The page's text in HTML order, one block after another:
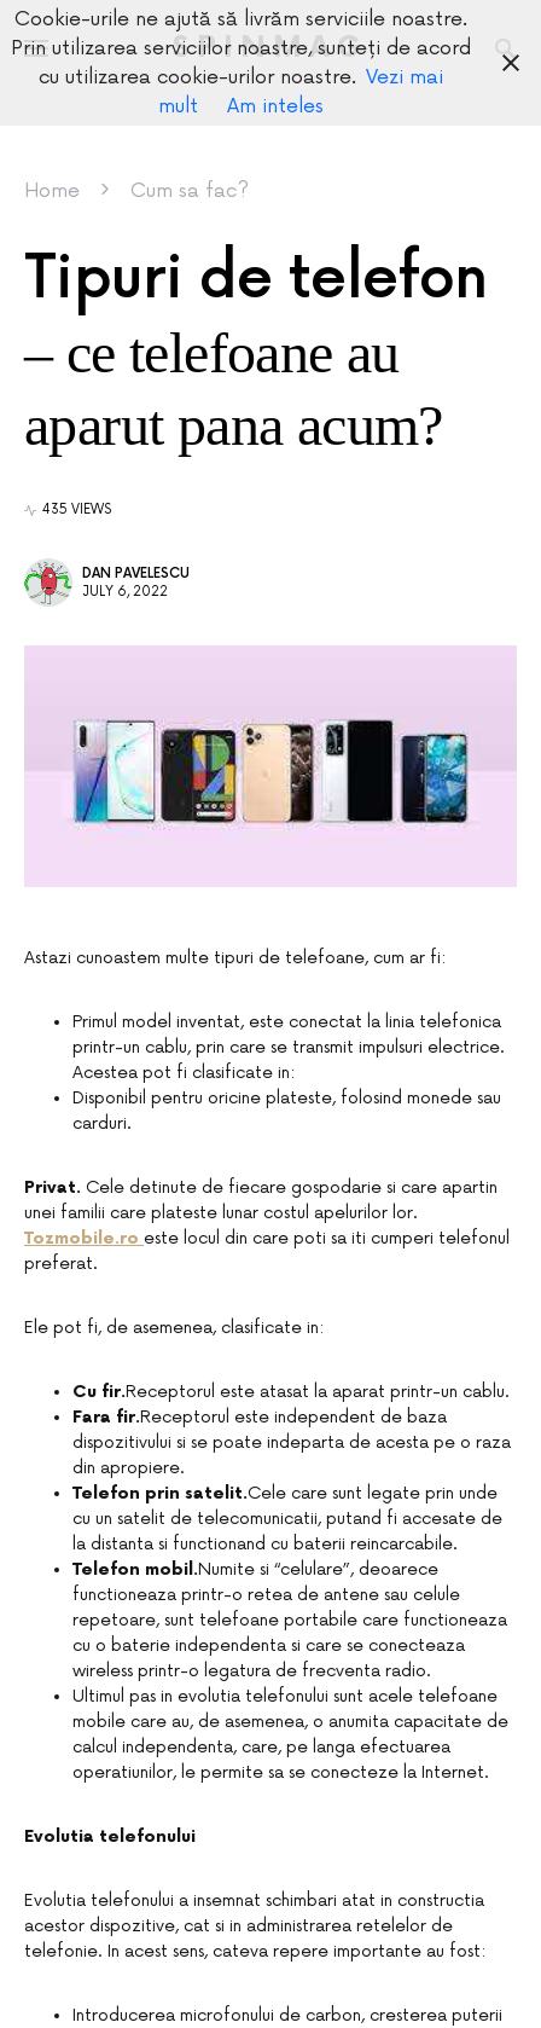
SPINMAG
Home Cum sa fac?
Tipuri de telefon
– ce telefoane au
aparut pana acum?
435 VIEWS
DAN PAVELESCU
JULY 6, 2022
Astazi cunoastem multe tipuri de telefoane, cum ar fi:
Primul model inventat, este conectat la linia telefonica
printr-un cablu, prin care se transmit impulsuri electrice.
Acestea pot fi clasificate in:
Disponibil pentru oricine plateste, folosind monede sau
carduri.
Privat. Cele detinute de fiecare gospodarie si care apartin
unei familii care plateste lunar costul apelurilor lor.
Tozmobile.ro este locul din care poti sa iti cumperi telefonul
preferat.
Ele pot fi, de asemenea, clasificate in:
Cu fir.Receptorul este atasat la aparat printr-un cablu.
Fara fir.Receptorul este independent de baza
dispozitivului si se poate indeparta de acesta pe o raza
din apropiere.
Telefon prin satelit.Cele care sunt legate prin unde
cu un satelit de telecomunicatii, putand fi accesate de
la distanta si functionand cu baterii reincarcabile.
Telefon mobil.Numite si “celulare”, deoarece
functioneaza printr-o retea de antene sau celule
repetoare, sunt telefoane portabile care functioneaza
cu o baterie independenta si care se conecteaza
wireless printr-o legatura de frecventa radio.
Ultimul pas in evolutia telefonului sunt acele telefoane
mobile care au, de asemenea, o anumita capacitate de
calcul independenta, care, pe langa efectuarea
operatiunilor, le permite sa se conecteze la Internet.
Evolutia telefonului
Evolutia telefonului a insemnat schimbari atat in constructia
acestor dispozitive, cat si in administrarea retelelor de
telefonie. In acest sens, cateva repere importante au fost:
Introducerea microfonului de carbon, cresterea puterii
Cookie-urile ne ajută să livrăm serviciile noastre.
Prin utilizarea serviciilor noastre, sunteți de acord
cu utilizarea cookie-urilor noastre. Vezi mai
mult
Am inteles